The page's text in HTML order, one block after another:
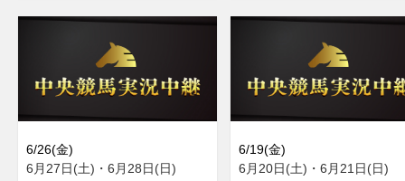
6/26(金)
6月27日(土)・6月28日(日)
6/19(金)
6月20日(土)・6月21日(日)